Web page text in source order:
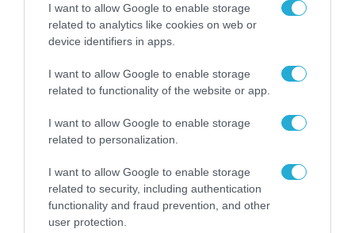
I want to allow Google to enable storage
related to analytics like cookies on web or
device identifiers in apps.
I want to allow Google to enable storage
related to functionality of the website or app.
I want to allow Google to enable storage
related to personalization.
I want to allow Google to enable storage
related to security, including authentication
functionality and fraud prevention, and other
user protection.
ΕΠΙ ΠΑΝΤΟΣ ΕΠΙΣΤΗΤΟΥ
Ανάπλαση ΔΕΘ: 23 χιλιάδες
υπογραφές ζητούν
δημοψήφισμα
25.02.2026